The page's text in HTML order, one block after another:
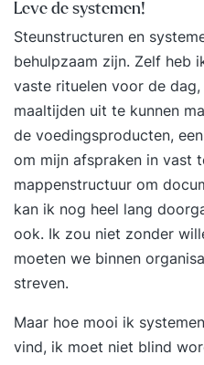
vaak door elkaar
de belangrijkste
zelfsturing slaagt
waarden te begrijpen
vertonen. Dagelijkse gebruiken die horen bij
zelforganisatie en
Teamvolwassenheid is
voor het slagen van
zelfsturing. Vertrouwen
goede samenwerking.
ontwikkelen en welke
kunt doen bij het
omgaan met conflicten
Leve de systemen!
Steunstructuren en
behulpzaam zijn. Zelf heb
vaste rituelen voor de
maaltijden uit te kunnen
de voedingsproducten,
om mijn afspraken in vast
mappenstructuur om
kan ik nog heel lang
ook. Ik zou niet zonder
moeten we binnen
streven.
Maar hoe mooi ik
vind, ik moet niet blind